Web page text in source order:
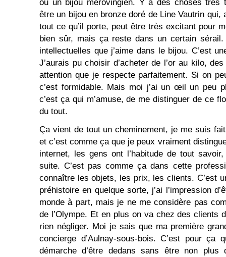
ou un bijou mérovingien. Y a des choses très
être un bijou en bronze doré de Line Vautrin qui,
tout ce qu’il porte, peut être très excitant pour
bien sûr, mais ça reste dans un certain
intellectuelles que j’aime dans le bijou. C’est
J’aurais pu choisir d’acheter de l’or au kilo,
attention que je respecte parfaitement. Si on
c’est formidable. Mais moi j’ai un œil un peu
c’est ça qui m’amuse, de me distinguer de ce
du tout.
Ça vient de tout un cheminement, je me suis
et c’est comme ça que je peux vraiment
internet, les gens ont l’habitude de tout
suite. C’est pas comme ça dans cette
connaître les objets, les prix, les clients. C’est
préhistoire en quelque sorte, j’ai l’impression
monde à part, mais je ne me considère pas
de l’Olympe. Et en plus on va chez des clients
rien négliger. Moi je sais que ma première
concierge d’Aulnay-sous-bois. C’est pour
démarche d’être dedans sans être non